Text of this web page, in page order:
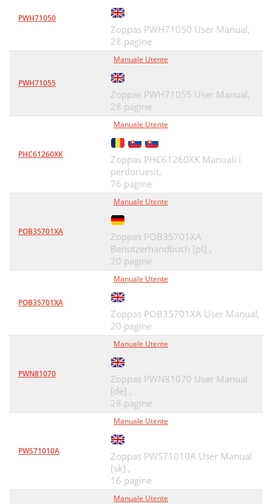
PWH71050
Zoppas PWH71050 User Manual,
28 pagine
PWH71055
Manuale Utente
Zoppas PWH71055 User Manual,
28 pagine
PHC61260XK
Manuale Utente
Zoppas PHC61260XK Manuali i
perdoruesit,
76 pagine
POB35701XA
Manuale Utente
Zoppas POB35701XA
Benutzerhandbuch [pt] ,
20 pagine
POB35701XA
Manuale Utente
Zoppas POB35701XA User Manual,
20 pagine
PWN81070
Manuale Utente
Zoppas PWN81070 User Manual
[de] ,
28 pagine
PWS71010A
Manuale Utente
Zoppas PWS71010A User Manual
[sk] ,
16 pagine
Manuale Utente